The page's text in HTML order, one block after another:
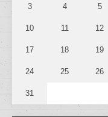
3 4 5
10 11 12
17 18 19
24 25 26
31